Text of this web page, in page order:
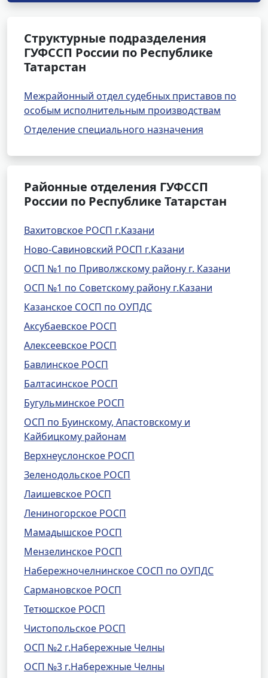
Структурные подразделения
ГУФССП России по Республике
Татарстан
Межрайонный отдел судебных приставов по
особым исполнительным производствам
Отделение специального назначения
Районные отделения ГУФССП
России по Республике Татарстан
Вахитовское РОСП г.Казани
Ново-Савиновский РОСП г.Казани
ОСП №1 по Приволжскому району г. Казани
ОСП №1 по Советскому району г.Казани
Казанское СОСП по ОУПДС
Аксубаевское РОСП
Алексеевское РОСП
Бавлинское РОСП
Балтасинское РОСП
Бугульминское РОСП
ОСП по Буинскому, Апастовскому и
Кайбицкому районам
Верхнеуслонское РОСП
Зеленодольское РОСП
Лаишевское РОСП
Лениногорское РОСП
Мамадышское РОСП
Мензелинское РОСП
Набережночелнинское СОСП по ОУПДС
Сармановское РОСП
Тетюшское РОСП
Чистопольское РОСП
ОСП №2 г.Набережные Челны
ОСП №3 г.Набережные Челны